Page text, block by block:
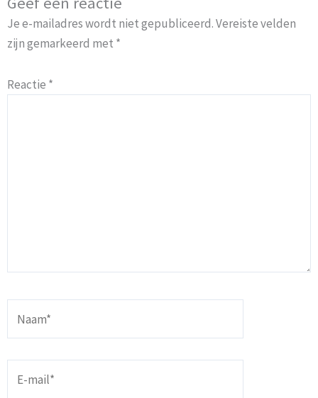
Je e-mailadres wordt niet gepubliceerd.Vereiste velden
zijn gemarkeerd met *
Reactie *
mail*